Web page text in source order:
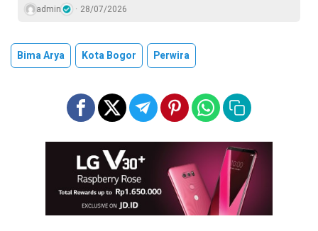
admin 28/07/2026
Bima Arya Kota Bogor Perwira